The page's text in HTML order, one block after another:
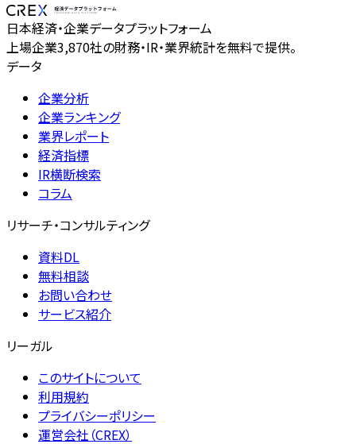
日本経済・企業データプラットフォーム
上場企業3,870社の財務・IR・業界統計を無料で提供。
データ
企業分析
企業ランキング
業界レポート
経済指標
IR横断検索
コラム
リサーチ・コンサルティング
資料DL
無料相談
お問い合わせ
サービス紹介
リーガル
このサイトについて
利用規約
プライバシーポリシー
運営会社（CREX）